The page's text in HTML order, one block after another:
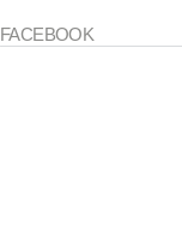
FACEBOOK